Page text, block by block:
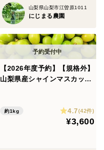
山梨県山梨市江曽原1011
にじまる農園
【2026年度予約】【規格外】
山梨県産シャインマスカッ
約1kg 4.7(42件)
¥3,600